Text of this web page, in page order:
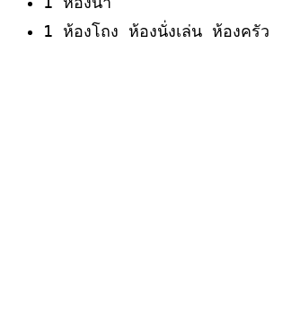
1 ห้องโถง ห้องนั่งเล่น ห้องครัว